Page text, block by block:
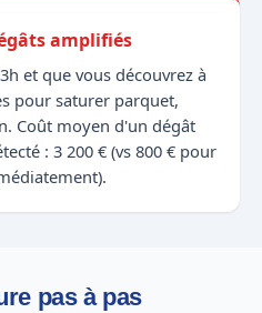
amplifiés
et que vous découvrez à
pour saturer parquet,
Coût moyen d'un dégât
: 3 200 € (vs 800 € pour
pas à pas